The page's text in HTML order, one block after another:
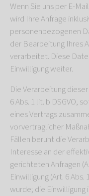
Wenn Sie uns per E-
wird Ihre Anfrage
personenbezogenen
der Bearbeitung Ihres
verarbeitet. Diese
Einwilligung weiter.
Die Verarbeitung
6 Abs. 1 lit. b DSGVO,
eines Vertrags
vorvertraglicher
Fällen beruht die
Interesse an der
gerichteten Anfragen
Einwilligung (Art. 6
wurde; die